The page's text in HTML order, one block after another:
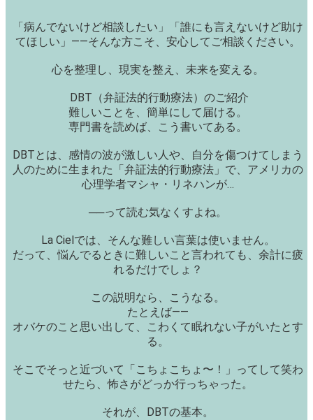
「病んでないけど相談したい」「誰にも言えないけど助け
てほしい」——そんな方こそ、安心してご相談ください。
心を整理し、現実を整え、未来を変える。
DBT（弁証法的行動療法）のご紹介
難しいことを、簡単にして届ける。
専門書を読めば、こう書いてある。
DBTとは、感情の波が激しい人や、自分を傷つけてしまう
人のために生まれた「弁証法的行動療法」で、アメリカの
心理学者マシャ・リネハンが…
──って読む気なくすよね。
La Cielでは、そんな難しい言葉は使いません。
だって、悩んでるときに難しいこと言われても、余計に疲
れるだけでしょ？
この説明なら、こうなる。
たとえば——
オバケのこと思い出して、こわくて眠れない子がいたとす
る。
そこでそっと近づいて「こちょこちょ〜！」ってして笑わ
せたら、怖さがどっか行っちゃった。
それが、DBTの基本。